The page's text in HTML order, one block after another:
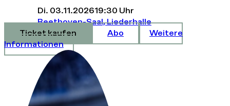
Di. 03.11.202619:30 Uhr
Beethoven-Saal, Liederhalle
Ticket kaufen
Abo
Weitere
Informationen